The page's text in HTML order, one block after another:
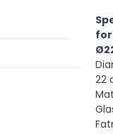
for
22